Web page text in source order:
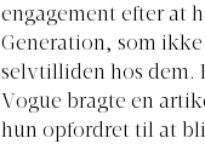
engagement efter at
Generation, som
selvtilliden hos dem.
Vogue bragte en
hun opfordret til at